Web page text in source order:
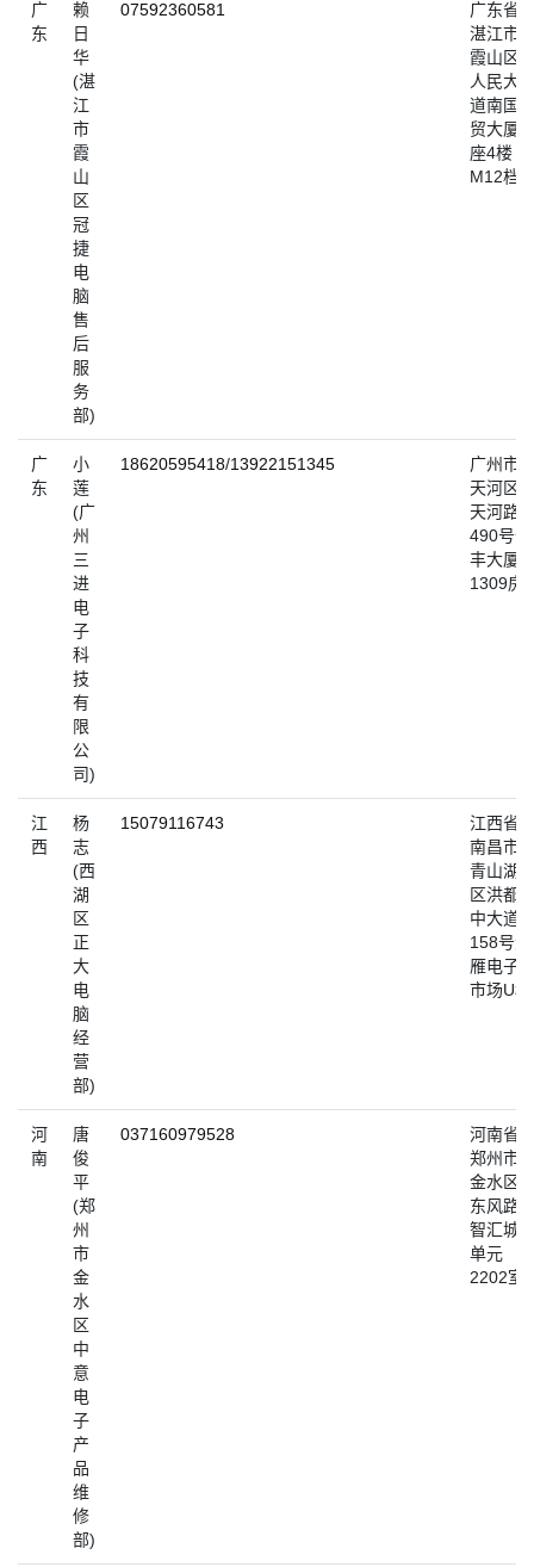
广
东
赖
日
华
(湛
江
市
霞
山
区
冠
捷
电
脑
售
后
服
务
部)
07592360581
广东省
湛江市
霞山区
人民大
道南国
贸大厦A
座4楼
M12档
广
东
小
莲
(广
州
三
进
电
子
科
技
有
限
公
司)
18620595418/13922151345
广州市
天河区
天河路
490号壬
丰大厦
1309房
江
西
杨
志
(西
湖
区
正
大
电
脑
经
营
部)
15079116743
江西省
南昌市
青山湖
区洪都
中大道
158号鸿
雁电子
市场U栋
河
南
唐
俊
平
(郑
州
市
金
水
区
中
意
电
子
产
品
维
修
部)
037160979528
河南省
郑州市
金水区
东风路
智汇城2
单元
2202室